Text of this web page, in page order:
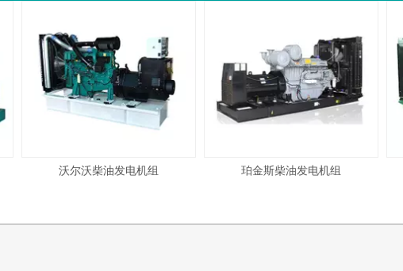
沃尔沃柴油发电机组 珀金斯柴油发电机组